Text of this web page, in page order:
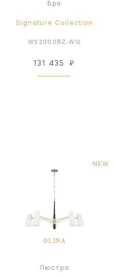
Бра
Signature Collection
WS2000BZ-WG
131 435 ₽
NEW
OLINA
Люстра